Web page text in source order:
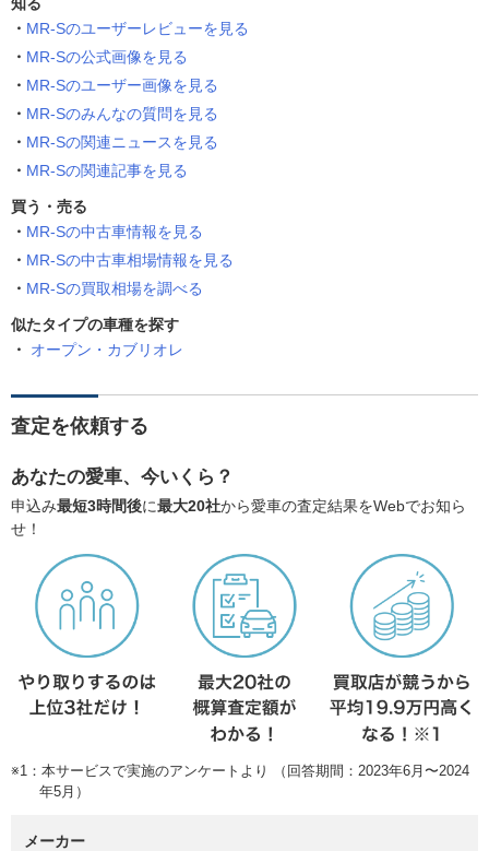
MR-Sのユーザーレビューを見る
MR-Sの公式画像を見る
MR-Sのユーザー画像を見る
MR-Sのみんなの質問を見る
MR-Sの関連ニュースを見る
MR-Sの関連記事を見る
買う・売る
MR-Sの中古車情報を見る
MR-Sの中古車相場情報を見る
MR-Sの買取相場を調べる
似たタイプの車種を探す
オープン・カブリオレ
査定を依頼する
あなたの愛車、今いくら？
申込み最短3時間後に最大20社から愛車の査定結果をWebでお知ら
せ！
※1：本サービスで実施のアンケートより （回答期間：2023年6月〜2024
年5月）
メーカー